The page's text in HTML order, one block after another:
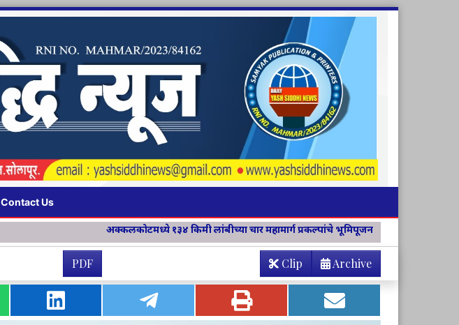
Contact Us
अक्कलकोटमध्ये १३४ किमी लांबीच्या चार महामार्ग प्रकल्पांचे भूमिपूजन विवेक विचार मंच जिल्हा संयोजिकापदी
PDF Archive
Clip